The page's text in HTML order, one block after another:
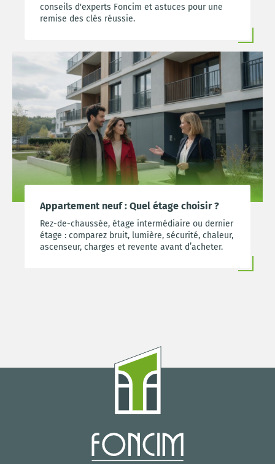
conseils d'experts Foncim et astuces pour une
remise des clés réussie.
Appartement neuf : Quel étage choisir ?
Rez-de-chaussée, étage intermédiaire ou dernier
étage : comparez bruit, lumière, sécurité, chaleur,
ascenseur, charges et revente avant d’acheter.